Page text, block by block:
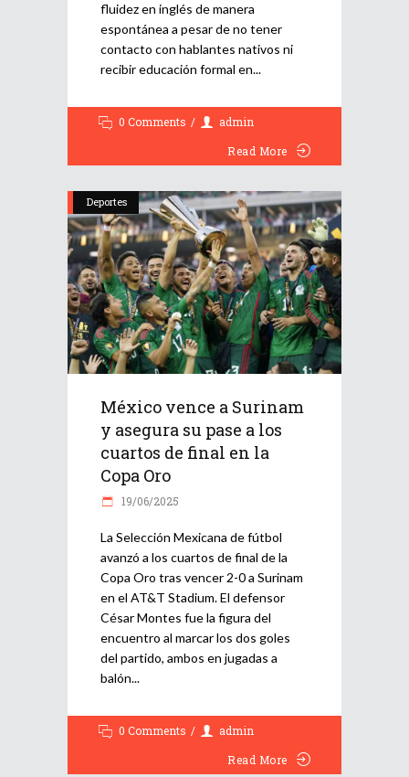
fluidez en inglés de manera
espontánea a pesar de no tener
contacto con hablantes nativos ni
recibir educación formal en
0 Comments
admin
Read More
Deportes
México vence a Surinam
y asegura su pase a los
cuartos de final en la
Copa Oro
19/06/2025
La Selección Mexicana de fútbol
avanzó a los cuartos de final de la
Copa Oro tras vencer 2-0 a Surinam
en el AT&T Stadium. El defensor
César Montes fue la figura del
encuentro al marcar los dos goles
del partido, ambos en jugadas a
balón
0 Comments
admin
Read More